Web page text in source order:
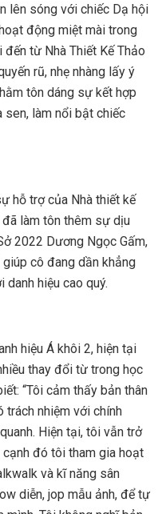
lên sóng với chiếc Dạ hội
động miệt mài trong
từ Nhà Thiết Kế Thảo
rũ, nhẹ nhàng lấy ý
tôn dáng sự kết hợp
sen, làm nổi bật chiếc
hỗ trợ của Nhà thiết kế
đã làm tôn thêm sự dịu
2022 Dương Ngọc Gấm,
cô đang dần khẳng
hiệu cao quý.
hiệu Á khôi 2, hiện tại
thay đổi từ trong học
“Tôi cảm thấy bản thân
trách nhiệm với chính
Hiện tại, tôi vẫn trở
đó tôi tham gia hoạt
và kĩ năng sân
diễn, jop mẫu ảnh, để tự